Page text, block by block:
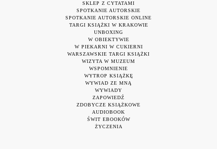
SKLEP Z CYTATAMI
SPOTKANIE AUTORSKIE
SPOTKANIE AUTORSKIE ONLINE
TARGI KSIĄŻKI W KRAKOWIE
UNBOXING
W OBIEKTYWIE
W PIEKARNI W CUKIERNI
WARSZAWSKIE TARGI KSIĄŻKI
WIZYTA W MUZEUM
WSPOMNIENIE
WYTROP KSIĄŻKĘ
WYWIAD ZE MNĄ
WYWIADY
ZAPOWIEDŹ
ZDOBYCZE KSIĄŻKOWE
AUDIOBOOK
ŚWIT EBOOKÓW
ŻYCZENIA